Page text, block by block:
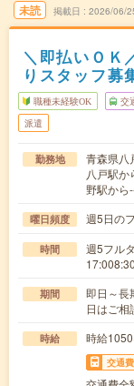
未読 掲載日 2026/06/
＼即払いＯＫ
りスタッフ募
職種未経験OK 交
派遣
勤務地
青森県八
八戸駅
野駅から
曜日頻度 週5日の
時間
週5フル
期間
即日～
日はご相
時給 時給
交通費